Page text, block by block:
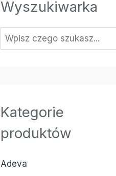
Wyszukiwarka
Kategorie
produktów
Adeva